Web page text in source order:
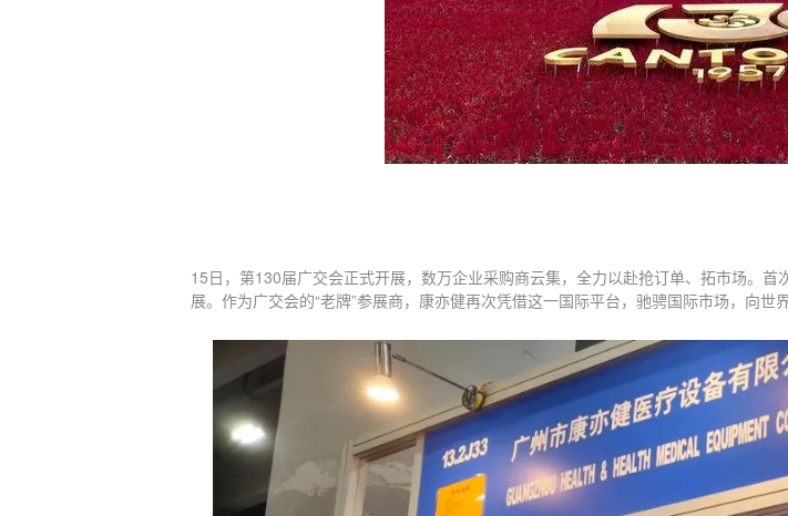
15日，第130届广交会正式开展，数万企业采购商云集，全力以赴抢订单、拓市场。
展。作为广交会的“老牌”参展商，康亦健再次凭借这一国际平台，驰骋国际市场，向世